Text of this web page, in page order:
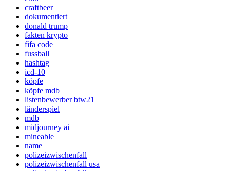
craftbeer
dokumentiert
donald trump
fakten krypto
fifa code
fussball
hashtag
icd-10
köpfe
köpfe mdb
listenbewerber btw21
länderspiel
mdb
midjourney ai
mineable
name
polizeizwischenfall
polizeizwischenfall usa